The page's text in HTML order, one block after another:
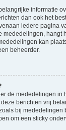
informatie
dan ook het
iedere pagina
mededelingen, hangt
kan
beheerder.
de mededelingen in
berichten vrij
bij mededelingen
om een sticky